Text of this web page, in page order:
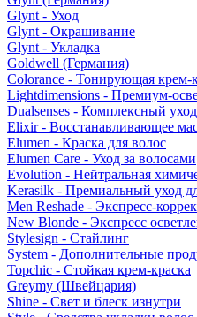
Glynt - Уход
Glynt - Окрашивание
Glynt - Укладка
Goldwell (Германия)
Colorance - Тонирующая крем-
Lightdimensions - Премиум-
Dualsenses - Комплексный
Elixir - Восстанавливающее
Elumen - Краска для волос
Elumen Care - Уход за волосами
Evolution - Нейтральная
Kerasilk - Премиальный уход
Men Reshade - Экспресс-
New Blonde - Экспресс
Stylesign - Стайлинг
System - Дополнительные
Topchic - Стойкая крем-краска
Greymy (Швейцария)
Shine - Свет и блеск изнутри